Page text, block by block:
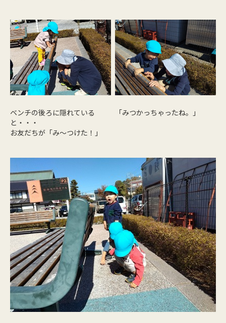
ベンチの後ろに隠れている
と・・・
お友だちが「み～つけた！」
「みつかっちゃったね。」